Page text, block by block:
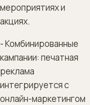
мероприятиях и
акциях.
- Комбинированные
кампании: печатная
реклама
интегрируется с
онлайн-маркетингом